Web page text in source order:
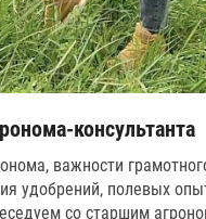
консультанта
важности
удобрений, полевых
со старшим